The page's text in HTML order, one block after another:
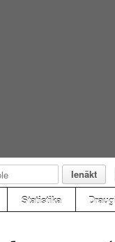
Ienākt
Statistika